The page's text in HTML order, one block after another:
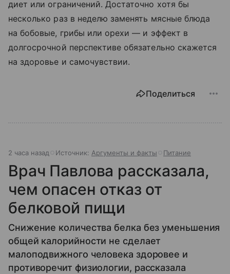
диет или ограничений. Достаточно хотя бы
несколько раз в неделю заменять мясные блюда
на бобовые, грибы или орехи — и эффект в
долгосрочной перспективе обязательно скажется
на здоровье и самочувствии.
Поделиться
2 часа назад Источник: Аргументы и факты Питание
Врач Павлова рассказала,
чем опасен отказ от
белковой пищи
Снижение количества белка без уменьшения
общей калорийности не сделает
малоподвижного человека здоровее и
противоречит физиологии, рассказала